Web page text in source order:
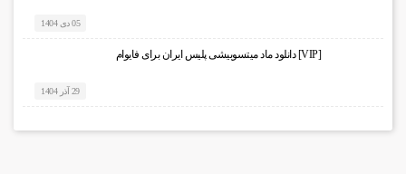
05 دی 1404
[VIP] دانلود ماد میتسوبیشی پلیس ایران برای فایوام
29 آذر 1404